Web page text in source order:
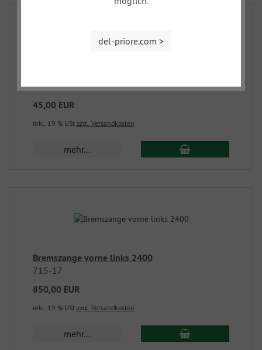
715-16
45,00 EUR
inkl. 19 % USt zzgl. Versandkosten
mehr...
Bremszange vorne links 2400
715-17
850,00 EUR
inkl. 19 % USt zzgl. Versandkosten
mehr...
del-priore.com >